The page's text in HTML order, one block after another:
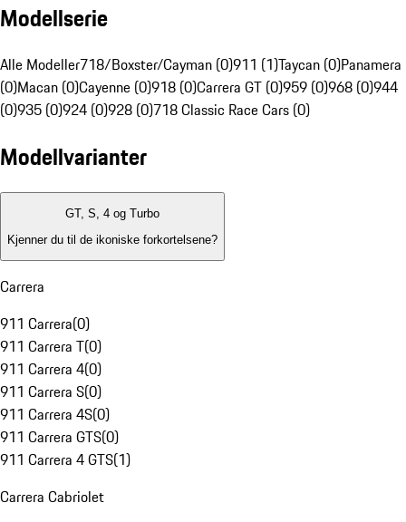
Modellserie
Alle Modeller718/Boxster/Cayman (0)911 (1)Taycan (0)Panamera
(0)Macan (0)Cayenne (0)918 (0)Carrera GT (0)959 (0)968 (0)944
(0)935 (0)924 (0)928 (0)718 Classic Race Cars (0)
Modellvarianter
GT, S, 4 og Turbo
Kjenner du til de ikoniske forkortelsene?
Carrera
911 Carrera(0)
911 Carrera T(0)
911 Carrera 4(0)
911 Carrera S(0)
911 Carrera 4S(0)
911 Carrera GTS(0)
911 Carrera 4 GTS(1)
Carrera Cabriolet